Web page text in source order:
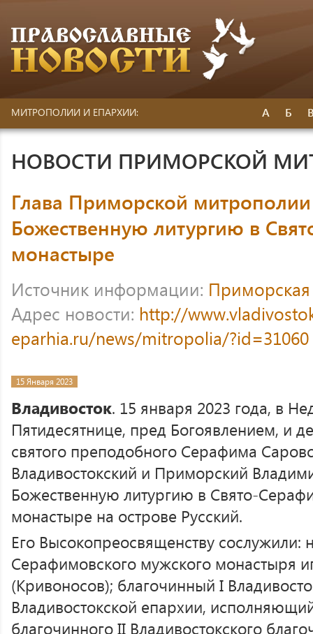
МИТРОПОЛИИ И ЕПАРХИИ: А Б
НОВОСТИ ПРИМОРСКОЙ
Глава Приморской митрополии
Божественную литургию в
монастыре
Источник информации:
Адрес новости: http://
eparhia.ru/news/mitropolia/?id=31060
15 Января 2023
Владивосток. 15 января 2023 года, в
Пятидесятнице, пред Богоявлением, и
святого преподобного Серафима
Владивостокский и Приморский
Божественную литургию в Свято-
монастыре на острове Русский.
Его Высокопреосвященству сослужили:
Серафимовского мужского монастыря
(Кривоносов); благочинный I
Владивостокской епархии,
благочинного II Владивостокского